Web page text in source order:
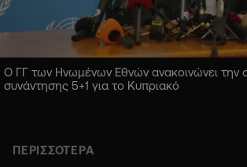
Ο ΓΓ των Ηνωμένων Εθνών ανακοινώνει την
συνάντησης 5+1 για το Κυπριακό
ΠΕΡΙΣΣΟΤΕΡΑ